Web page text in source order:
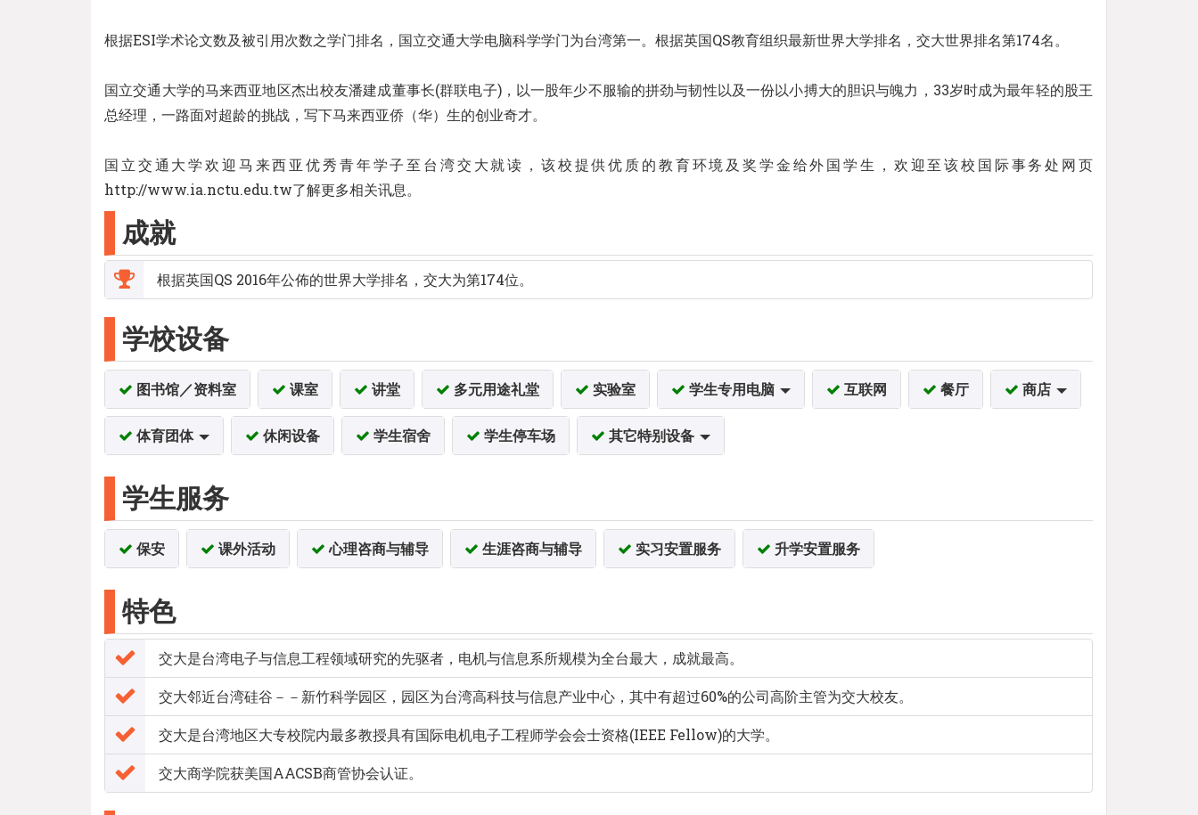
根据ESI学术论文数及被引用次数之学门排名，国立交通大学电脑科学学门为台湾第一。根据英国QS教育组织最新世界大学排名，交大世界排名第174名。
国立交通大学的马来西亚地区杰出校友潘建成董事长(群联电子)，以一股年少不服输的拼劲与韧性以及一份以小搏大的胆识与魄力，33岁时成为最年轻的股王
总经理，一路面对超龄的挑战，写下马来西亚侨（华）生的创业奇才。
国立交通大学欢迎马来西亚优秀青年学子至台湾交大就读，该校提供优质的教育环境及奖学金给外国学生，欢迎至该校国际事务处网页
http://www.ia.nctu.edu.tw了解更多相关讯息。
成就
根据英国QS 2016年公佈的世界大学排名，交大为第174位。
学校设备
图书馆／资料室 课室 讲堂 多元用途礼堂 实验室 学生专用电脑 互联网 餐厅 商店
体育团体 休闲设备 学生宿舍 学生停车场 其它特别设备
学生服务
保安 课外活动 心理咨商与辅导 生涯咨商与辅导 实习安置服务 升学安置服务
特色
交大是台湾电子与信息工程领域研究的先驱者，电机与信息系所规模为全台最大，成就最高。
交大邻近台湾硅谷－－新竹科学园区，园区为台湾高科技与信息产业中心，其中有超过60%的公司高阶主管为交大校友。
交大是台湾地区大专校院内最多教授具有国际电机电子工程师学会会士资格(IEEE Fellow)的大学。
交大商学院获美国AACSB商管协会认证。